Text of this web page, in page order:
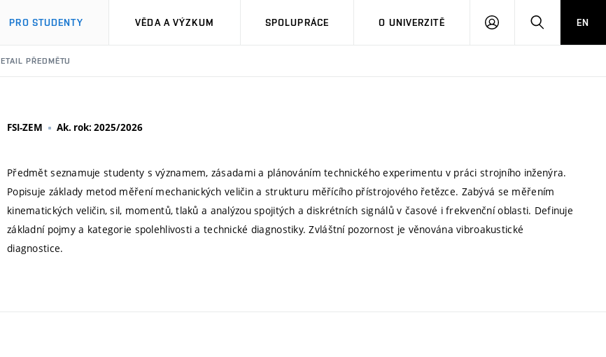
PRO STUDENTY VĚDA A VÝZKUM SPOLUPRÁCE O UNIVERZITĚ
PŘIHLÁSIT HLEDATEN
PŘEDMĚTU
FSI-ZEM Ak. rok: 2025/2026
Předmět seznamuje studenty s významem, zásadami a plánováním technického experimentu v práci strojního inženýra.
Popisuje základy metod měření mechanických veličin a strukturu měřícího přístrojového řetězce. Zabývá se měřením
kinematických veličin, sil, momentů, tlaků a analýzou spojitých a diskrétních signálů v časové i frekvenční oblasti. Definuje
základní pojmy a kategorie spolehlivosti a technické diagnostiky. Zvláštní pozornost je věnována vibroakustické
diagnostice.